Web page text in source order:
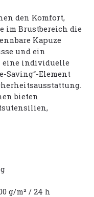
den Komfort,
im Brustbereich die
Kapuze
und ein
eine individuelle
Saving“-Element
bieten
g/m² / 24 h